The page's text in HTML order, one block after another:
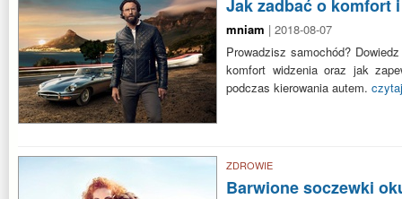
Jak zadbać o komfort
mniam | 2018-08-07
Prowadzisz samochód?
komfort widzenia oraz jak
podczas kierowania autem.
ZDROWIE
Barwione soczewki